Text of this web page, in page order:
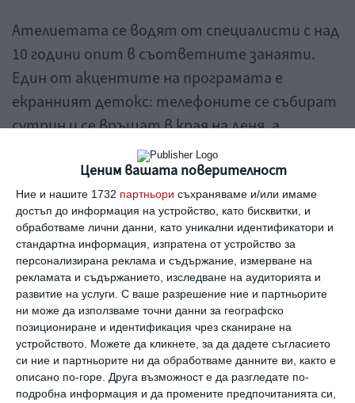
Ценим вашата поверителност
Ние и нашите 1732 партньори съхраняваме и/или имаме
достъп до информация на устройство, като бисквитки, и
обработваме лични данни, като уникални идентификатори и
стандартна информация, изпратена от устройство за
персонализирана реклама и съдържание, измерване на
рекламата и съдържанието, изследване на аудиторията и
развитие на услуги. С ваше разрешение ние и партньорите
ни може да използваме точни данни за географско
позициониране и идентификация чрез сканиране на
устройството. Можете да кликнете, за да дадете съгласието
си ние и партньорите ни да обработваме данните ви, както е
описано по-горе. Друга възможност е да разгледате по-
подробна информация и да промените предпочитанията си,
Ателиетата се водят от специалисти с над
10 години опит в съответните занаяти.
Един от акцентите на програмата е
екранният детокс: телефоните се събират
сутрин и се връщат в края на деня, а
родителите могат да се свържат с екипа по
всяко време.
Темите се сменят всяка седмица до средата на
септември. През юли децата ще преминат през Игри,
Материали, Насекоми, Професии и Древни цивилизации.
През август следват Природа, Творчество, Вода и
Астрономия, а през септември програмата завършва с
Динозаври и Умения за учене.
децатворчествозанаятитемилетни занимания
Още отНовини